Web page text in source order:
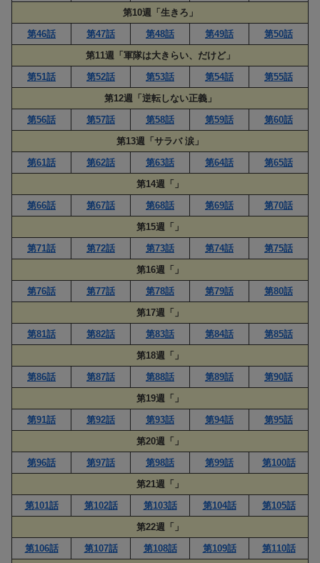
第10週「生きろ」
第46話
第47話 第48話 第49話
第50話
第11週「軍隊は大きらい、だけど」
第51話
第52話 第53話 第54話
第55話
第12週「逆転しない正義」
第56話
第57話 第58話 第59話
第60話
第13週「サラバ 涙」
第61話
第62話 第63話 第64話
第65話
第14週「」
第66話
第67話 第68話 第69話
第70話
第15週「」
第71話
第72話 第73話 第74話
第75話
第16週「」
第76話
第77話 第78話 第79話
第80話
第17週「」
第81話
第82話 第83話 第84話
第85話
第18週「」
第86話
第87話 第88話 第89話
第90話
第19週「」
第91話
第92話 第93話 第94話
第95話
第20週「」
第96話
第97話 第98話 第99話
第100話
第21週「」
第101話
第102話 第103話 第104話
第105話
第22週「」
第106話
第107話 第108話 第109話
第110話